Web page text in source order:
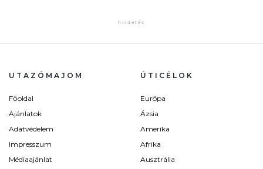
UTAZÓMAJOM
Főoldal
Ajánlatok
Adatvédelem
Impresszum
Médiaajánlat
ÚTICÉLOK
Európa
Ázsia
Amerika
Afrika
Ausztrália